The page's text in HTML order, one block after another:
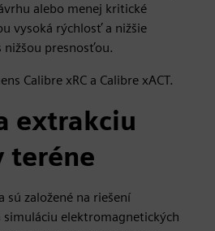
alebo menej kritické
vysoká rýchlosť a nižšie
nižšou presnosťou.
Calibre xRC a Calibre xACT.
extrakciu
teréne
sú založené na riešení
elektromagnetických